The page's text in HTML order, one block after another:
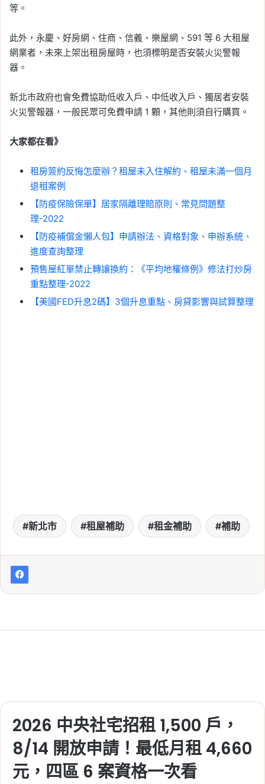
等。
此外，永慶、好房網、住商、信義、樂屋網、591 等 6 大租屋
網業者，未來上架出租房屋時，也須標明是否安裝火災警報
器。
新北市政府也會免費協助低收入戶、中低收入戶、獨居者安裝
火災警報器，一般民眾可免費申請 1 顆，其他則須自行購買。
大家都在看》
租房簽約反悔怎麼辦？租屋未入住解約、租屋未滿一個月
退租案例
【防疫保險保單】居家隔離理賠原則、常見問題整
理-2022
【防疫補償金懶人包】申請辦法、資格對象、申辦系統、
進度查詢整理
預售屋紅單禁止轉讓換約：《平均地權條例》修法打炒房
重點整理-2022
【美國FED升息2碼】3個升息重點、房貸影響與試算整理
新北市 租屋補助 租金補助 補助
2026 中央社宅招租 1,500 戶，
8/14 開放申請！最低月租 4,660
元，四區 6 案資格一次看